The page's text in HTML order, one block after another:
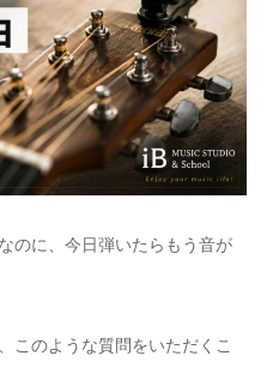
のに、今日弾いたらもう音が
このような質問をいただくこ